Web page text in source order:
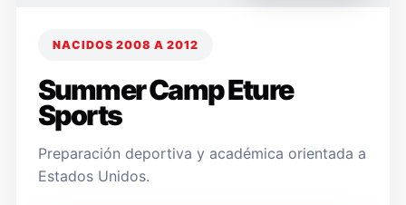
NACIDOS 2008 A 2012
Summer Camp Eture
Sports
Preparación deportiva y académica orientada a
Estados Unidos.